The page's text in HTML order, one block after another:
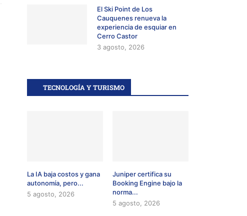
El Ski Point de Los
Cauquenes renueva la
experiencia de esquiar en
Cerro Castor
3 agosto, 2026
TECNOLOGÍA Y TURISMO
La IA baja costos y gana
autonomía, pero...
5 agosto, 2026
Juniper certifica su
Booking Engine bajo la
norma...
5 agosto, 2026